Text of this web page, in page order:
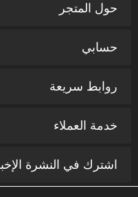
حول المتجر
حسابي
روابط سريعة
خدمة العملاء
اشترك في النشرة